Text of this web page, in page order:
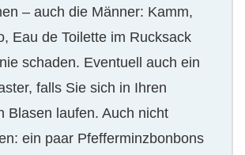
– auch die Männer: Kamm,
Eau de Toilette im Rucksack
schaden. Eventuell auch ein
falls Sie sich in Ihren
Blasen laufen. Auch nicht
ein paar Pfefferminzbonbons